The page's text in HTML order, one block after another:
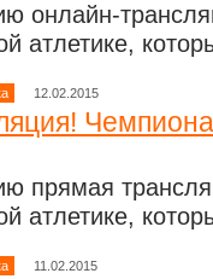
онлайн-
атлетике,
12.02.2015
прямая
атлетике,
11.02.2015